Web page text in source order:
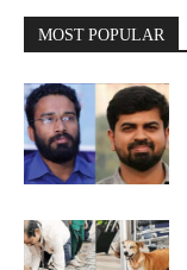
MOST POPULAR